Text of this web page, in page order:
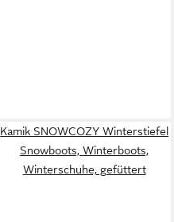
Kamik SNOWCOZY Winterstiefel
Snowboots, Winterboots,
Winterschuhe, gefüttert